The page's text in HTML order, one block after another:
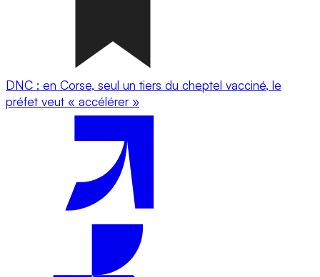
DNC : en Corse, seul un tiers du cheptel vacciné, le
préfet veut « accélérer »